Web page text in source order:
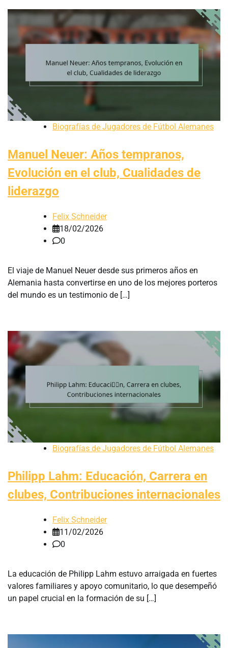
Biografías de Jugadores de Fútbol Alemanes
Manuel Neuer: Años tempranos,
Evolución en el club, Cualidades de
liderazgo
Felix Schneider
18/02/2026
0
El viaje de Manuel Neuer desde sus primeros años en
Alemania hasta convertirse en uno de los mejores porteros
del mundo es un testimonio de […]
Biografías de Jugadores de Fútbol Alemanes
Philipp Lahm: Educación, Carrera en
clubes, Contribuciones internacionales
Felix Schneider
11/02/2026
0
La educación de Philipp Lahm estuvo arraigada en fuertes
valores familiares y apoyo comunitario, lo que desempeñó
un papel crucial en la formación de su […]